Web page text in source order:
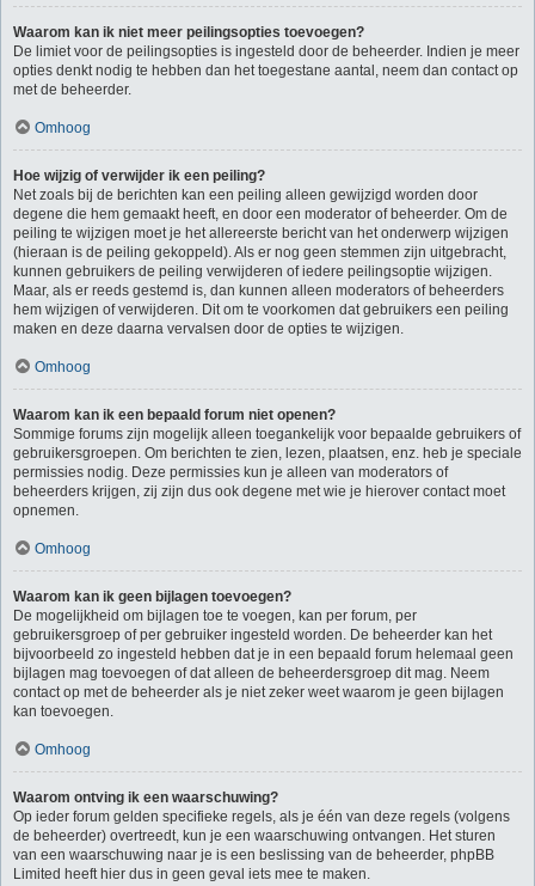
Waarom kan ik niet meer peilingsopties toevoegen?
De limiet voor de peilingsopties is ingesteld door de beheerder. Indien je meer
opties denkt nodig te hebben dan het toegestane aantal, neem dan contact op
met de beheerder.
Omhoog
Hoe wijzig of verwijder ik een peiling?
Net zoals bij de berichten kan een peiling alleen gewijzigd worden door
degene die hem gemaakt heeft, en door een moderator of beheerder. Om de
peiling te wijzigen moet je het allereerste bericht van het onderwerp wijzigen
(hieraan is de peiling gekoppeld). Als er nog geen stemmen zijn uitgebracht,
kunnen gebruikers de peiling verwijderen of iedere peilingsoptie wijzigen.
Maar, als er reeds gestemd is, dan kunnen alleen moderators of beheerders
hem wijzigen of verwijderen. Dit om te voorkomen dat gebruikers een peiling
maken en deze daarna vervalsen door de opties te wijzigen.
Omhoog
Waarom kan ik een bepaald forum niet openen?
Sommige forums zijn mogelijk alleen toegankelijk voor bepaalde gebruikers of
gebruikersgroepen. Om berichten te zien, lezen, plaatsen, enz. heb je speciale
permissies nodig. Deze permissies kun je alleen van moderators of
beheerders krijgen, zij zijn dus ook degene met wie je hierover contact moet
opnemen.
Omhoog
Waarom kan ik geen bijlagen toevoegen?
De mogelijkheid om bijlagen toe te voegen, kan per forum, per
gebruikersgroep of per gebruiker ingesteld worden. De beheerder kan het
bijvoorbeeld zo ingesteld hebben dat je in een bepaald forum helemaal geen
bijlagen mag toevoegen of dat alleen de beheerdersgroep dit mag. Neem
contact op met de beheerder als je niet zeker weet waarom je geen bijlagen
kan toevoegen.
Omhoog
Waarom ontving ik een waarschuwing?
Op ieder forum gelden specifieke regels, als je één van deze regels (volgens
de beheerder) overtreedt, kun je een waarschuwing ontvangen. Het sturen
van een waarschuwing naar je is een beslissing van de beheerder, phpBB
Limited heeft hier dus in geen geval iets mee te maken.